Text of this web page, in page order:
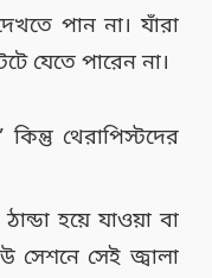
পান না। যাঁরা
যেতে পারেন না।
থেরাপিস্টদের
হয়ে যাওয়া বা
সেশনে সেই জ্বালা